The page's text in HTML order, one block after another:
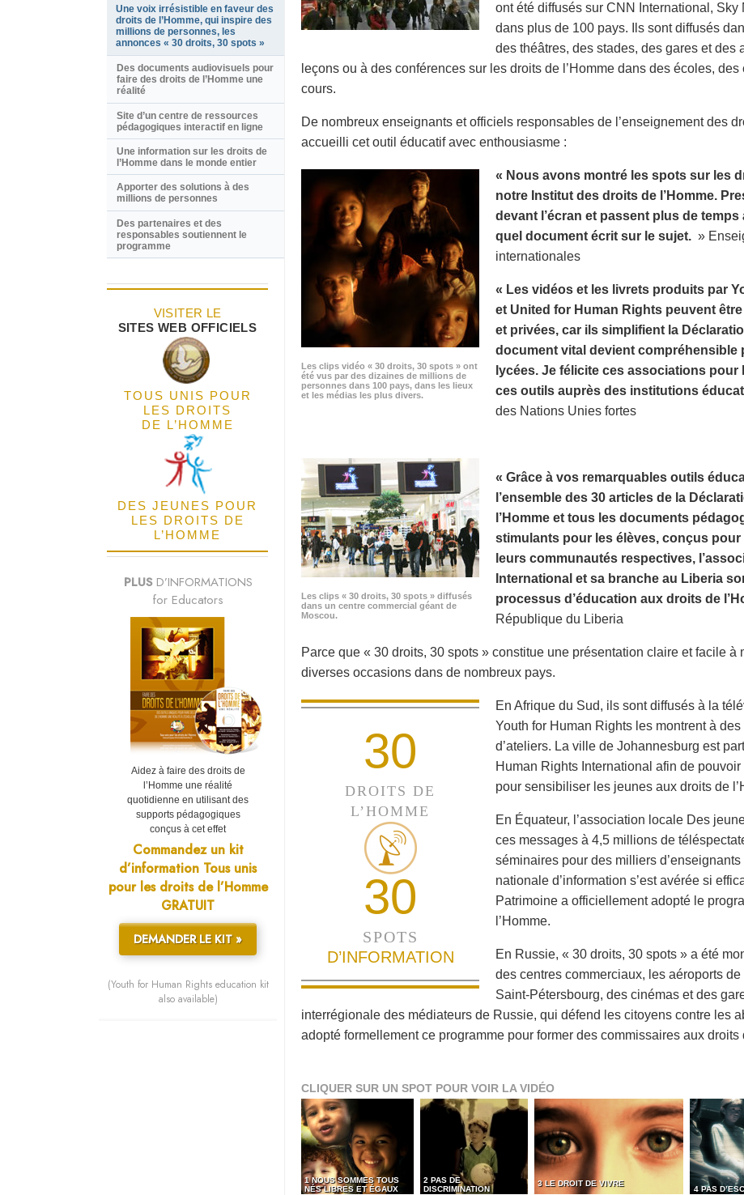
ont été diffusés sur CNN International,
dans plus de 100 pays. Ils sont diffusés
des théâtres, des stades, des gares et des
leçons ou à des conférences sur les droits de l’Homme dans des écoles,
cours.
De nombreux enseignants et officiels responsables de l’enseignement des
accueilli cet outil éducatif avec enthousiasme :
Les clips vidéo « 30 droits, 30 spots » ont
été vus par des dizaines de millions de
personnes dans 100 pays, dans les lieux
et les médias les plus divers.
« Nous avons montré les spots sur les
notre Institut des droits de l’Homme.
devant l’écran et passent plus de
quel document écrit sur le sujet. »
internationales
« Les vidéos et les livrets produits par
et United for Human Rights peuvent
et privées, car ils simplifient la
document vital devient compréhensible
lycées. Je félicite ces associations
ces outils auprès des institutions
des Nations Unies fortes
Les clips « 30 droits, 30 spots » diffusés
dans un centre commercial géant de
Moscou.
« Grâce à vos remarquables outils
l’ensemble des 30 articles de la
l’Homme et tous les documents
stimulants pour les élèves, conçus
leurs communautés respectives,
International et sa branche au Liberia
processus d’éducation aux droits de
République du Liberia
Parce que « 30 droits, 30 spots » constitue une présentation claire et facile
diverses occasions dans de nombreux pays.
30
DROITS DE
L’HOMME
30
SPOTS
D’INFORMATION
En Afrique du Sud, ils sont diffusés à la
Youth for Human Rights les montrent à
d’ateliers. La ville de Johannesburg est
Human Rights International afin de
pour sensibiliser les jeunes aux droits de
En Équateur, l’association locale Des
ces messages à 4,5 millions de
séminaires pour des milliers
nationale d’information s’est avérée si
Patrimoine a officiellement adopté le
l’Homme.
En Russie, « 30 droits, 30 spots » a été
des centres commerciaux, les aéroports
Saint-Pétersbourg, des cinémas et des
interrégionale des médiateurs de Russie, qui défend les citoyens contre les
adopté formellement ce programme pour former des commissaires aux droits
CLIQUER SUR UN SPOT POUR VOIR LA VIDÉO
1 NOUS SOMMES TOUS
NÉS LIBRES ET ÉGAUX
2 PAS DE
DISCRIMINATION
3 LE DROIT DE VIVRE
4 PAS
Une voix irrésistible en faveur des
droits de l’Homme, qui inspire des
millions de personnes, les
annonces « 30 droits, 30 spots »
Des documents audiovisuels pour
faire des droits de l’Homme une
réalité
Site d’un centre de ressources
pédagogiques interactif en ligne
Une information sur les droits de
l’Homme dans le monde entier
Apporter des solutions à des
millions de personnes
Des partenaires et des
responsables soutiennent le
programme
VISITER LE
SITES WEB OFFICIELS
TOUS UNIS POUR
LES DROITS
DE L’HOMME
DES JEUNES POUR
LES DROITS DE
L’HOMME
PLUS D’INFORMATIONS
for Educators
Aidez à faire des droits de
l’Homme une réalité
quotidienne en utilisant des
supports pédagogiques
conçus à cet effet
Commandez un kit
d’information Tous unis
pour les droits de l’Homme
GRATUIT
DEMANDER LE KIT »
(Youth for Human Rights education kit
also available)